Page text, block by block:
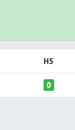
H5
0